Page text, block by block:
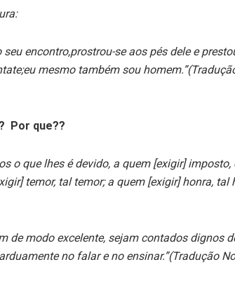
encontro,prostrou-se aos pés dele e
mesmo também sou
Por que??
o que lhes é devido, a quem [exigir]
temor, tal temor; a quem [exigir] honra, tal
de modo excelente, sejam contados dignos
no falar e no ensinar.”(Tradução